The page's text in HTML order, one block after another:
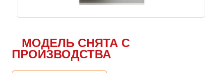
МОДЕЛЬ СНЯТА С
ПРОИЗВОДСТВА